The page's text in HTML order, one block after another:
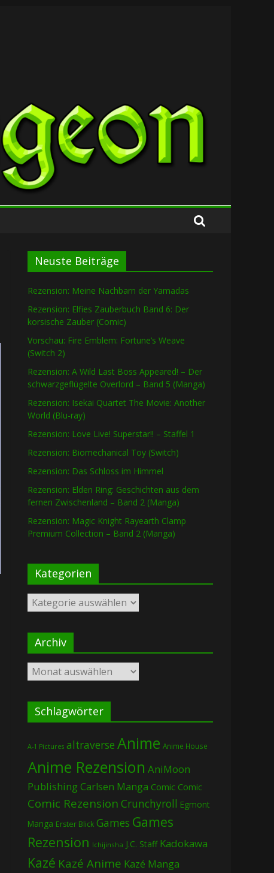
Neuste Beiträge
Rezension: Meine Nachbarn der Yamadas
Rezension: Elfies Zauberbuch Band 6: Der
korsische Zauber (Comic)
Vorschau: Fire Emblem: Fortune’s Weave
(Switch 2)
Rezension: A Wild Last Boss Appeared! – Der
schwarzgeflügelte Overlord – Band 5 (Manga)
Rezension: Isekai Quartet The Movie: Another
World (Blu-ray)
Rezension: Love Live! Superstar!! – Staffel 1
Rezension: Biomechanical Toy (Switch)
Rezension: Das Schloss im Himmel
Rezension: Elden Ring: Geschichten aus dem
fernen Zwischenland – Band 2 (Manga)
Rezension: Magic Knight Rayearth Clamp
Premium Collection – Band 2 (Manga)
Kategorien
Kategorien
Archiv
Archiv
Schlagwörter
A-1 Pictures altraverse Anime Anime House
Anime Rezension AniMoon
PublishingCarlsen Manga Comic Comic
Comic Rezension Crunchyroll Egmont
Manga Erster Blick Games Games
Rezension Ichijinsha J.C. Staff Kadokawa
Kazé Kazé Anime Kazé Manga